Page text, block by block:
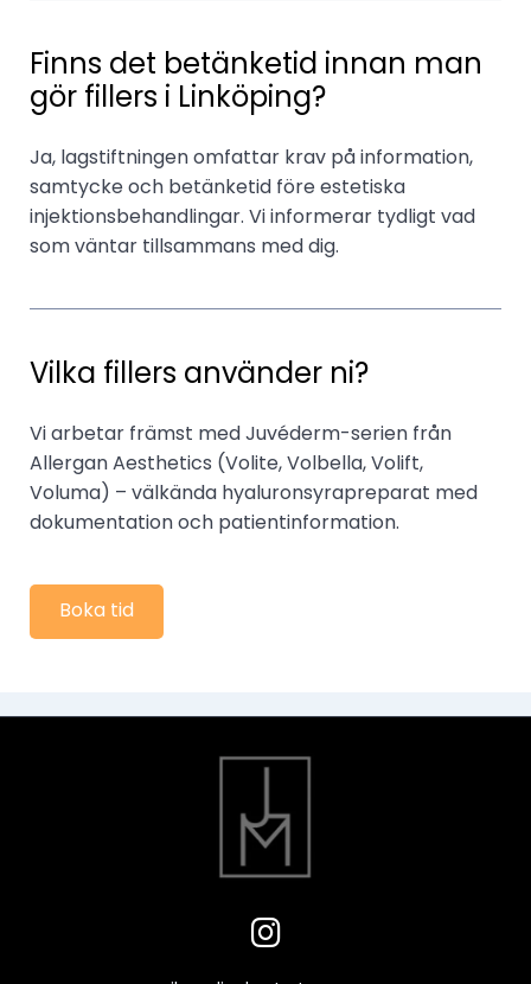
Finns det betänketid innan man
gör fillers i Linköping?
Ja, lagstiftningen omfattar krav på information,
samtycke och betänketid före estetiska
injektionsbehandlingar. Vi informerar tydligt vad
som väntar tillsammans med dig.
Vilka fillers använder ni?
Vi arbetar främst med Juvéderm-serien från
Allergan Aesthetics (Volite, Volbella, Volift,
Voluma) – välkända hyaluronsyrapreparat med
dokumentation och patientinformation.
Boka tid
